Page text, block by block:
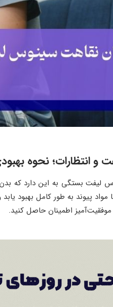
انتظارات؛ نحوه
لیفت بستگی به این دارد که
پیوند به طور کامل بهبود
موفقیت‌آمیز اطمینان حاصل کنید.